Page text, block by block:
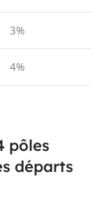
3%
4%
pôles
départs